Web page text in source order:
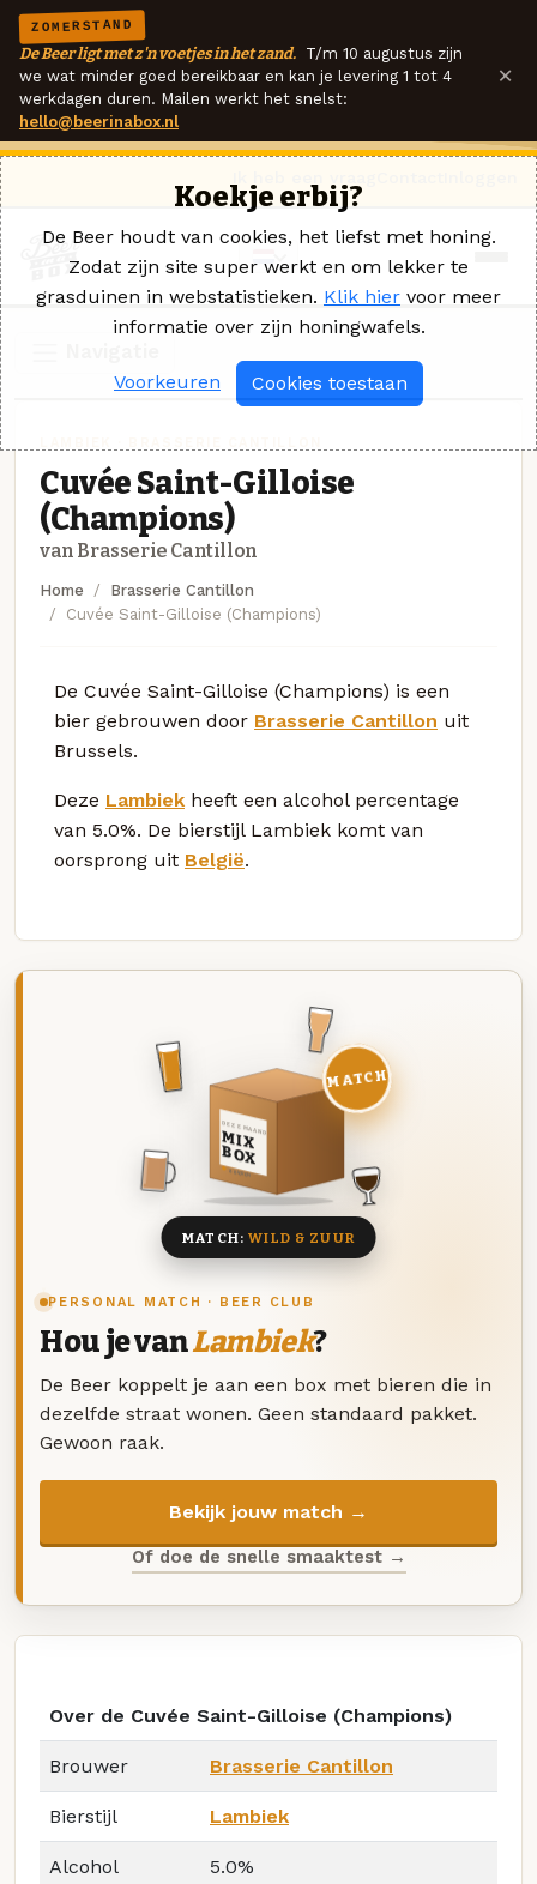
ZOMERSTAND
De Beer ligt met z'n voetjes in het zand. T/m 10 augustus zijn
we wat minder goed bereikbaar en kan je levering 1 tot 4
werkdagen duren. Mailen werkt het snelst:
hello@beerinabox.nl
×
Cuvée Saint-Gilloise
(Champions)
van Brasserie Cantillon
Home
Brasserie Cantillon
Cuvée Saint-Gilloise (Champions)
De Cuvée Saint-Gilloise (Champions) is een
bier gebrouwen door Brasserie Cantillon uit
Brussels.
Deze Lambiek heeft een alcohol percentage
van 5.0%. De bierstijl Lambiek komt van
oorsprong uit België.
PERSONAL MATCH · BEER CLUB
Hou je vanLambiek?
De Beer koppelt je aan een box met bieren die in
dezelfde straat wonen. Geen standaard pakket.
Gewoon raak.
Bekijk jouw match →
Of doe de snelle smaaktest →
DEZE MAAND
MIX
BOX
8 BIEREN
MATCH
MATCH:WILD & ZUUR
Over de Cuvée Saint-Gilloise (Champions)
Brouwer Brasserie Cantillon
Bierstijl Lambiek
Alcohol 5.0%
Koekje erbij?
De Beer houdt van cookies, het liefst met honing.
Zodat zijn site super werkt en om lekker te
grasduinen in webstatistieken. Klik hier voor meer
informatie over zijn honingwafels.
Voorkeuren Cookies toestaan